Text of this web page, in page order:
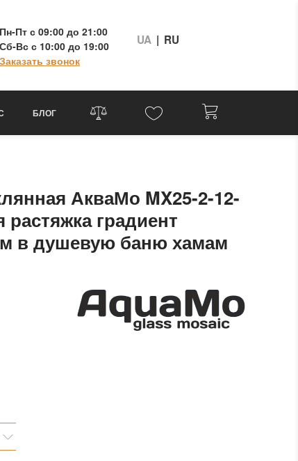
Пн-Пт с 09:00 до 21:00
Сб-Вс с 10:00 до 19:00
Заказать звонок
UA | RU
БЛОГ
АкваМо MX25-2-12-
растяжка градиент
в душевую баню хамам